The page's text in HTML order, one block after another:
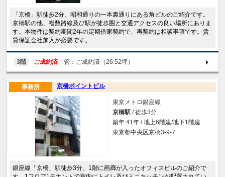
「京橋」駅徒歩2分、昭和通りの一本裏通りにある角ビルのご紹介です。
京橋駅の他、複数路線及び駅が徒歩圏と交通アクセスの良い場所にありま
す。本物件は契約期間2年の定期借家契約で、再契約は相談事項です。賃
貸保証会社加入が必要です。
3階 ご成約済 管：ご成約済（26.52坪）
京橋ポイントビル
事務所
東京メトロ銀座線
京橋駅 / 徒歩3分
築年 41年 / 地上6階建/地下1階建
東京都中央区京橋3-9-7
銀座線「京橋」駅徒歩3分、1階に画廊が入ったオフィスビルのご紹介で